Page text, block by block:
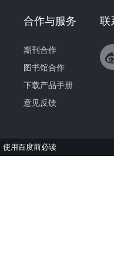
联
合作与服务
期刊合作
图书馆合作
下载产品手册
意见反馈
使用百度前必读